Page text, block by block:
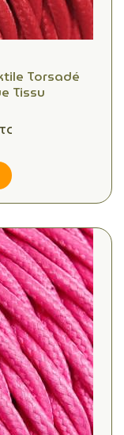
Torsadé
Tissu